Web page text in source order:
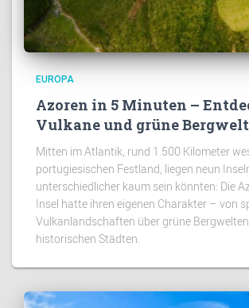
EUROPA
Azoren in 5 Minuten –
Vulkane und grüne
Mitten im Atlantik, rund 1.500 Kilometer
portugiesischen Festland, liegen neun
unterschiedlicher kaum sein könnten: Die
Insel hatte ihren eigenen Charakter – von
Vulkanlandschaften über grüne
historischen Städten.